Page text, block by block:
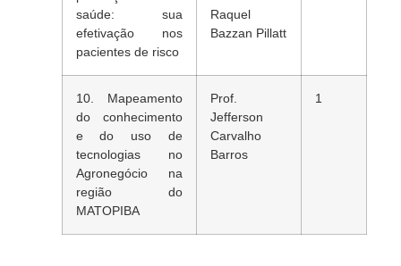
saúde: sua
efetivação nos
pacientes de risco
Raquel
Bazzan Pillatt
10. Mapeamento
do conhecimento
e do uso de
tecnologias no
Agronegócio na
região do
MATOPIBA
Prof.
Jefferson
Carvalho
Barros
1